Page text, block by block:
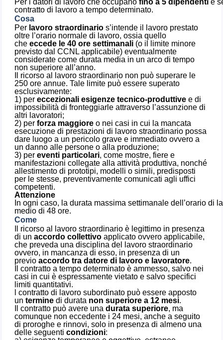
Per i datori di lavoro che occupanofino a 5 dipendenti è
contratto di lavoro a tempo determinato.
Cosa
Per lavoro straordinario s’intende il lavoro prestato
oltre l’orario normale di lavoro, ossia quello
cheeccede le 40 ore settimanali (o il limite minore
previsto dal CCNL applicabile) eventualmente
considerate come durata media in un arco di tempo
non superiore all’anno.
Il ricorso al lavoro straordinario non può superare le
250 ore annue. Tale limite può essere superato
esclusivamente:
1) pereccezionali esigenze tecnico-produttive e di
impossibilità di fronteggiarle attraverso l’assunzione di
altri lavoratori;
2) perforza maggiore o nei casi in cui la mancata
esecuzione di prestazioni di lavoro straordinario possa
dare luogo a un pericolo grave e immediato ovvero a
un danno alle persone o alla produzione;
3) pereventi particolari, come mostre, fiere e
manifestazioni collegate alla attività produttiva, nonché
allestimento di prototipi, modelli o simili, predisposti
per le stesse, preventivamente comunicati agli uffici
competenti.
Attenzione
In ogni caso, la durata massima settimanale dell’orario di
medio di 48 ore.
Come
Il ricorso al lavoro straordinario è legittimo in presenza
di unaccordo collettivo applicato ovvero applicabile,
che preveda una disciplina del lavoro straordinario
ovvero, in mancanza di esso, in presenza di un
previoaccordo tra datore di lavoro e lavoratore.
Il contratto a tempo determinato è ammesso, salvo nei
casi in cui è espressamente vietato e salvo specifici
limiti quantitativi.
l contratto di lavoro subordinato può essere apposto
untermine di durata non superiore a 12 mesi.
Il contratto può avere unadurata superiore, ma
comunque non eccedente i 24 mesi, anche a seguito
di proroghe e rinnovi, solo in presenza di almeno una
delle seguenticondizioni: